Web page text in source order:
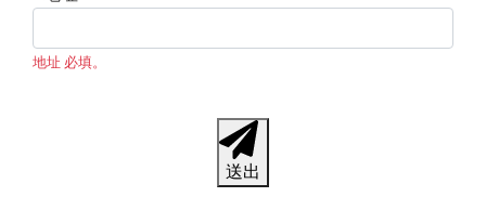
地址 必填。
送出